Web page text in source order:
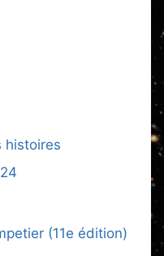
histoires
(11e édition)